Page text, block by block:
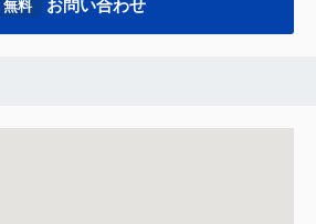
無料 お問い合わせ